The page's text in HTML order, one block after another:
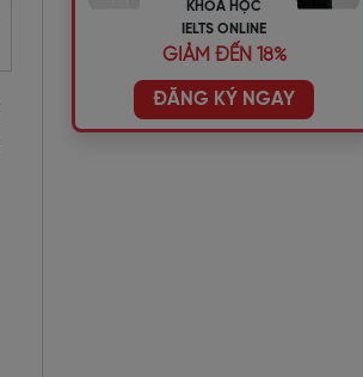
KHÓA HỌC
IELTS ONLINE
GIẢM ĐẾN 18%
ĐĂNG KÝ NGAY